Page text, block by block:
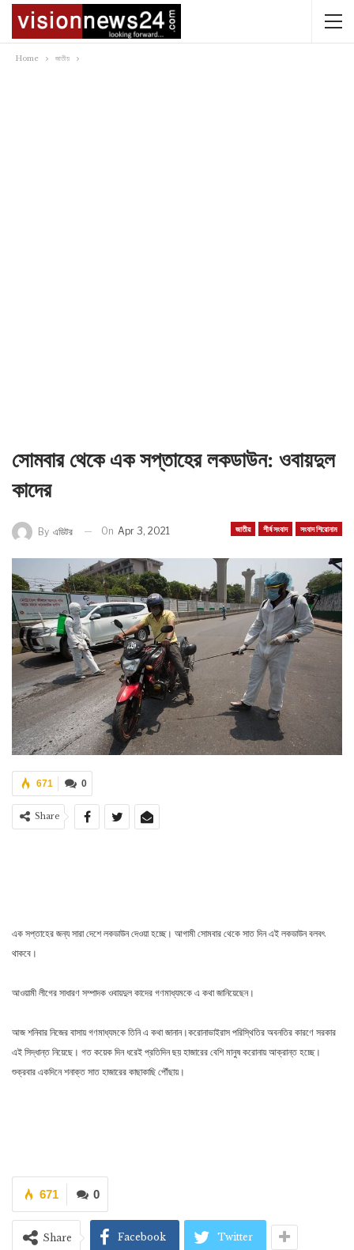
Home জাতীয়
সোমবার থেকে এক সপ্তাহের লকডাউন: ওবায়দুল
কাদের
জাতীয় শীর্ষ সংবাদ সংবাদ শিরোনাম
By এডিটর On Apr 3, 2021
0
671
Share
এক সপ্তাহের জন্য সারা দেশে লকডাউন দেওয়া হচ্ছে। আগামী সোমবার থেকে সাত দিন এই লকডাউন বলবৎ
থাকবে।
আওয়ামী লীগের সাধারণ সম্পাদক ওবায়দুল কাদের গণমাধ্যমকে এ কথা জানিয়েছেন।
আজ শনিবার নিজের বাসায় গণমাধ্যমকে তিনি এ কথা জানান।করোনাভাইরাস পরিস্থিতির অবনতির কারণে সরকার
এই সিদ্ধান্ত নিয়েছে। গত কয়েক দিন ধরেই প্রতিদিন ছয় হাজারের বেশি মানুষ করোনায় আক্রান্ত হচ্ছে।
শুক্রবার একদিনে শনাক্ত সাত হাজারের কাছাকাছি পৌঁছায়।
0
671
Share Facebook Twitter